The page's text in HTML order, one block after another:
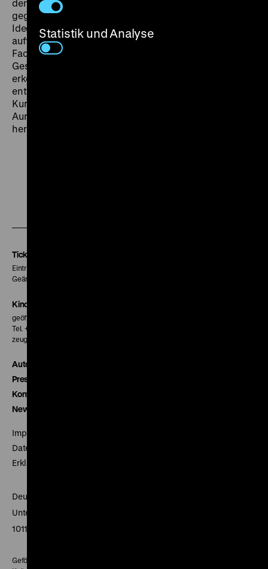
den Fragen nach, wer die Akteure auf dem langen Weg
gegen das Vergessen waren, wann sie mit welchen
Ideen, Erfolgen und Niederlagen in Deutschland
auftraten. Und sie fächern den besonderen
Facettenreichtum solcher Annäherungen an die
Geschichte des Mediums auf: Netzwerke werden
erkennbar, die sich aus der Filmbranche selbst heraus
entwickelten. Begleitet von einem umfangreichen
Kurzfilmprogramm stellen die Filmhistoriker Rolf
Aurich und Ralf Forster zentrale Ideen des von ihnen
herausgegebenen Buches vor.
Tickets
Eintritt 5 €
Geänderte Preise sind im Programm vermerkt.
Kinokasse
geöffnet 30 Minuten vor Beginn der ersten Vorstellung
Tel. + 49 30 20304-770
zeughauskino@dhm.de
Autor*innen
Presse
Kontakt
Newsletter
Impressum
Datenschutz
Erklärung digitale Barrierefreiheit
Deutsches Historisches Museum
Unter den Linden 2
10117 Berlin
Gefördert mit Mitteln des Beauftragten der Bundesregierung für
Statistik und Analyse